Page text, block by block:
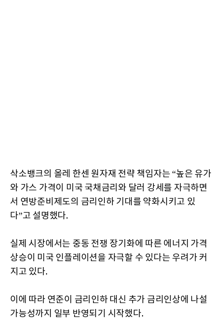
삭소뱅크의 올레 한센 원자재 전략 책임자는 “높은 유가
와 가스 가격이 미국 국채금리와 달러 강세를 자극하면
서 연방준비제도의 금리인하 기대를 약화시키고 있
다”고 설명했다.
실제 시장에서는 중동 전쟁 장기화에 따른 에너지 가격
상승이 미국 인플레이션을 자극할 수 있다는 우려가 커
지고 있다.
이에 따라 연준이 금리인하 대신 추가 금리인상에 나설
가능성까지 일부 반영되기 시작했다.